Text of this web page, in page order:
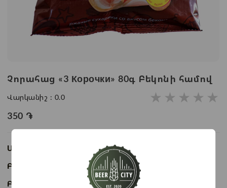
Չորահաց «3 Корочки» 80գ Բեկոնի համով
Վարկանիշ : 0.0 ★
★
★
★
★
350 ֏
Առկայություն:
Առկա է
Բաժնի անվանում: Չիպսեր և չորահաց
Բրենդ: